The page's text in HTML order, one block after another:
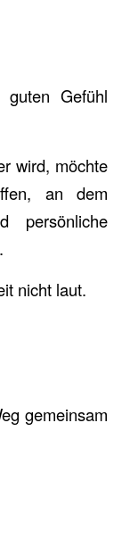
Gefühl
wird, möchte
an dem
persönliche
nicht laut.
gemeinsam